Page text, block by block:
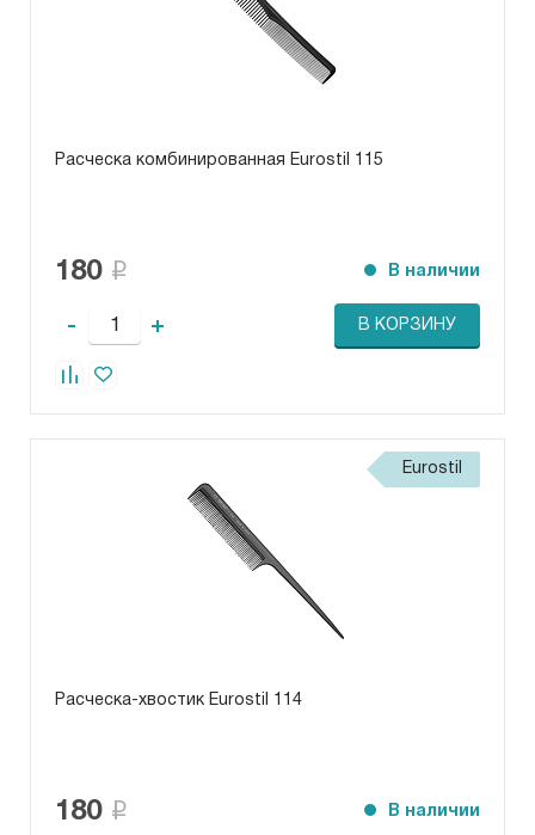
Расческа комбинированная Eurostil 115
180 В наличии
- + В КОРЗИНУ
Eurostil
Расческа-хвостик Eurostil 114
180 В наличии